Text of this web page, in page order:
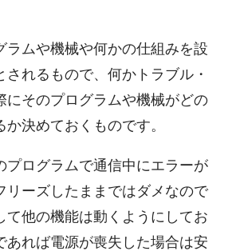
ムや機械や何かの仕組みを設
されるもので、何かトラブル・
にそのプログラムや機械がどの
決めておくものです。
ログラムで通信中にエラーが
リーズしたままではダメなので
て他の機能は動くようにしてお
あれば電源が喪失した場合は安